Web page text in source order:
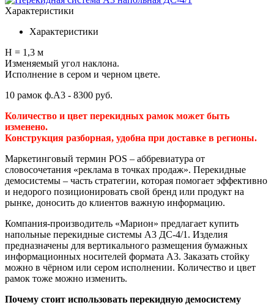
Характеристики
Характеристики
H = 1,3 м
Изменяемый угол наклона.
Исполнение в сером и черном цвете.
10 рамок ф.А3 - 8300 руб.
Количество и цвет перекидных рамок может быть
изменено.
Конструкция разборная, удобна при доставке в регионы.
Маркетинговый термин POS – аббревиатура от
словосочетания «реклама в точках продаж». Перекидные
демосистемы – часть стратегии, которая помогает эффективно
и недорого позиционировать свой бренд или продукт на
рынке, доносить до клиентов важную информацию.
Компания-производитель «Марион» предлагает купить
напольные перекидные системы А3 ДС-4/1. Изделия
предназначены для вертикального размещения бумажных
информационных носителей формата А3. Заказать стойку
можно в чёрном или сером исполнении. Количество и цвет
рамок тоже можно изменить.
Почему стоит использовать перекидную демосистему